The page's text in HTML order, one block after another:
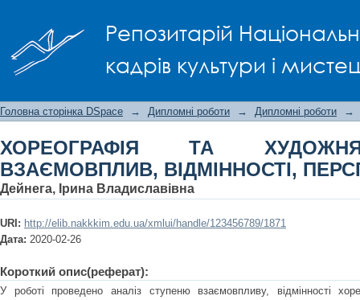
Репозитарій
кадрів культури і
ПЕРСПЕКТИВА
Головна сторінка DSpace → Дипломні роботи → Дипломні роботи →
ХОРЕОГРАФІЯ ТА
ВЗАЄМОВПЛИВ, ВІДМІННОСТІ,
Дейнега, Ірина Владиславівна
URI: http://elib.nakkkim.edu.ua/xmlui/handle/123456789/1871
Дата: 2020-02-26
Короткий опис(реферат):
У роботі проведено аналіз ступеню взаємовпливу, відмінності